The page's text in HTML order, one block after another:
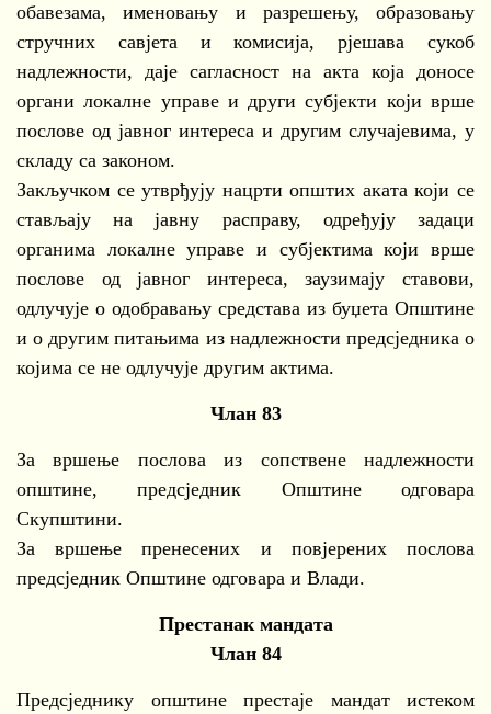
обавезама, именовању и разрешењу, образовању
стручних савјета и комисија, рјешава сукоб
надлежности, даје сагласност на акта која доносе
органи локалне управе и други субјекти који врше
послове од јавног интереса и другим случајевима, у
складу са законом.
Закључком се утврђују нацрти општих аката који се
стављају на јавну расправу, одређују задаци
органима локалне управе и субјектима који врше
послове од јавног интереса, заузимају ставови,
одлучује о одобравању средстава из буџета Општине
и о другим питањима из надлежности предсједника о
којима се не одлучује другим актима.
Члан 83
За вршење послова из сопствене надлежности
општине, предсједник Општине одговара
Скупштини.
За вршење пренесених и повјерених послова
предсједник Општине одговара и Влади.
Престанак мандата
Члан 84
Предсједнику општине престаје мандат истеком